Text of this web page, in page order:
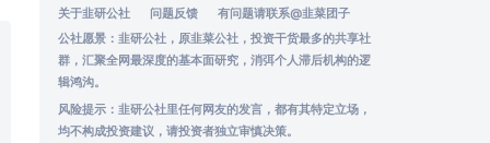
关于韭研公社
问题反馈 有问题请联系@韭菜团子
公社愿景：韭研公社，原韭菜公社，投资干货最多的共享社
群，汇聚全网最深度的基本面研究，消弭个人滞后机构的逻
辑鸿沟。
风险提示：韭研公社里任何网友的发言，都有其特定立场，
均不构成投资建议，请投资者独立审慎决策。